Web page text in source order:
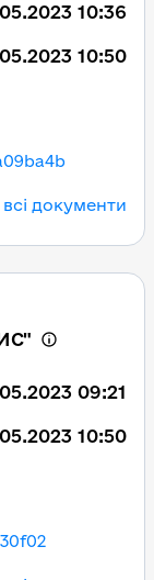
10:36
10:50
документи
09:21
10:50